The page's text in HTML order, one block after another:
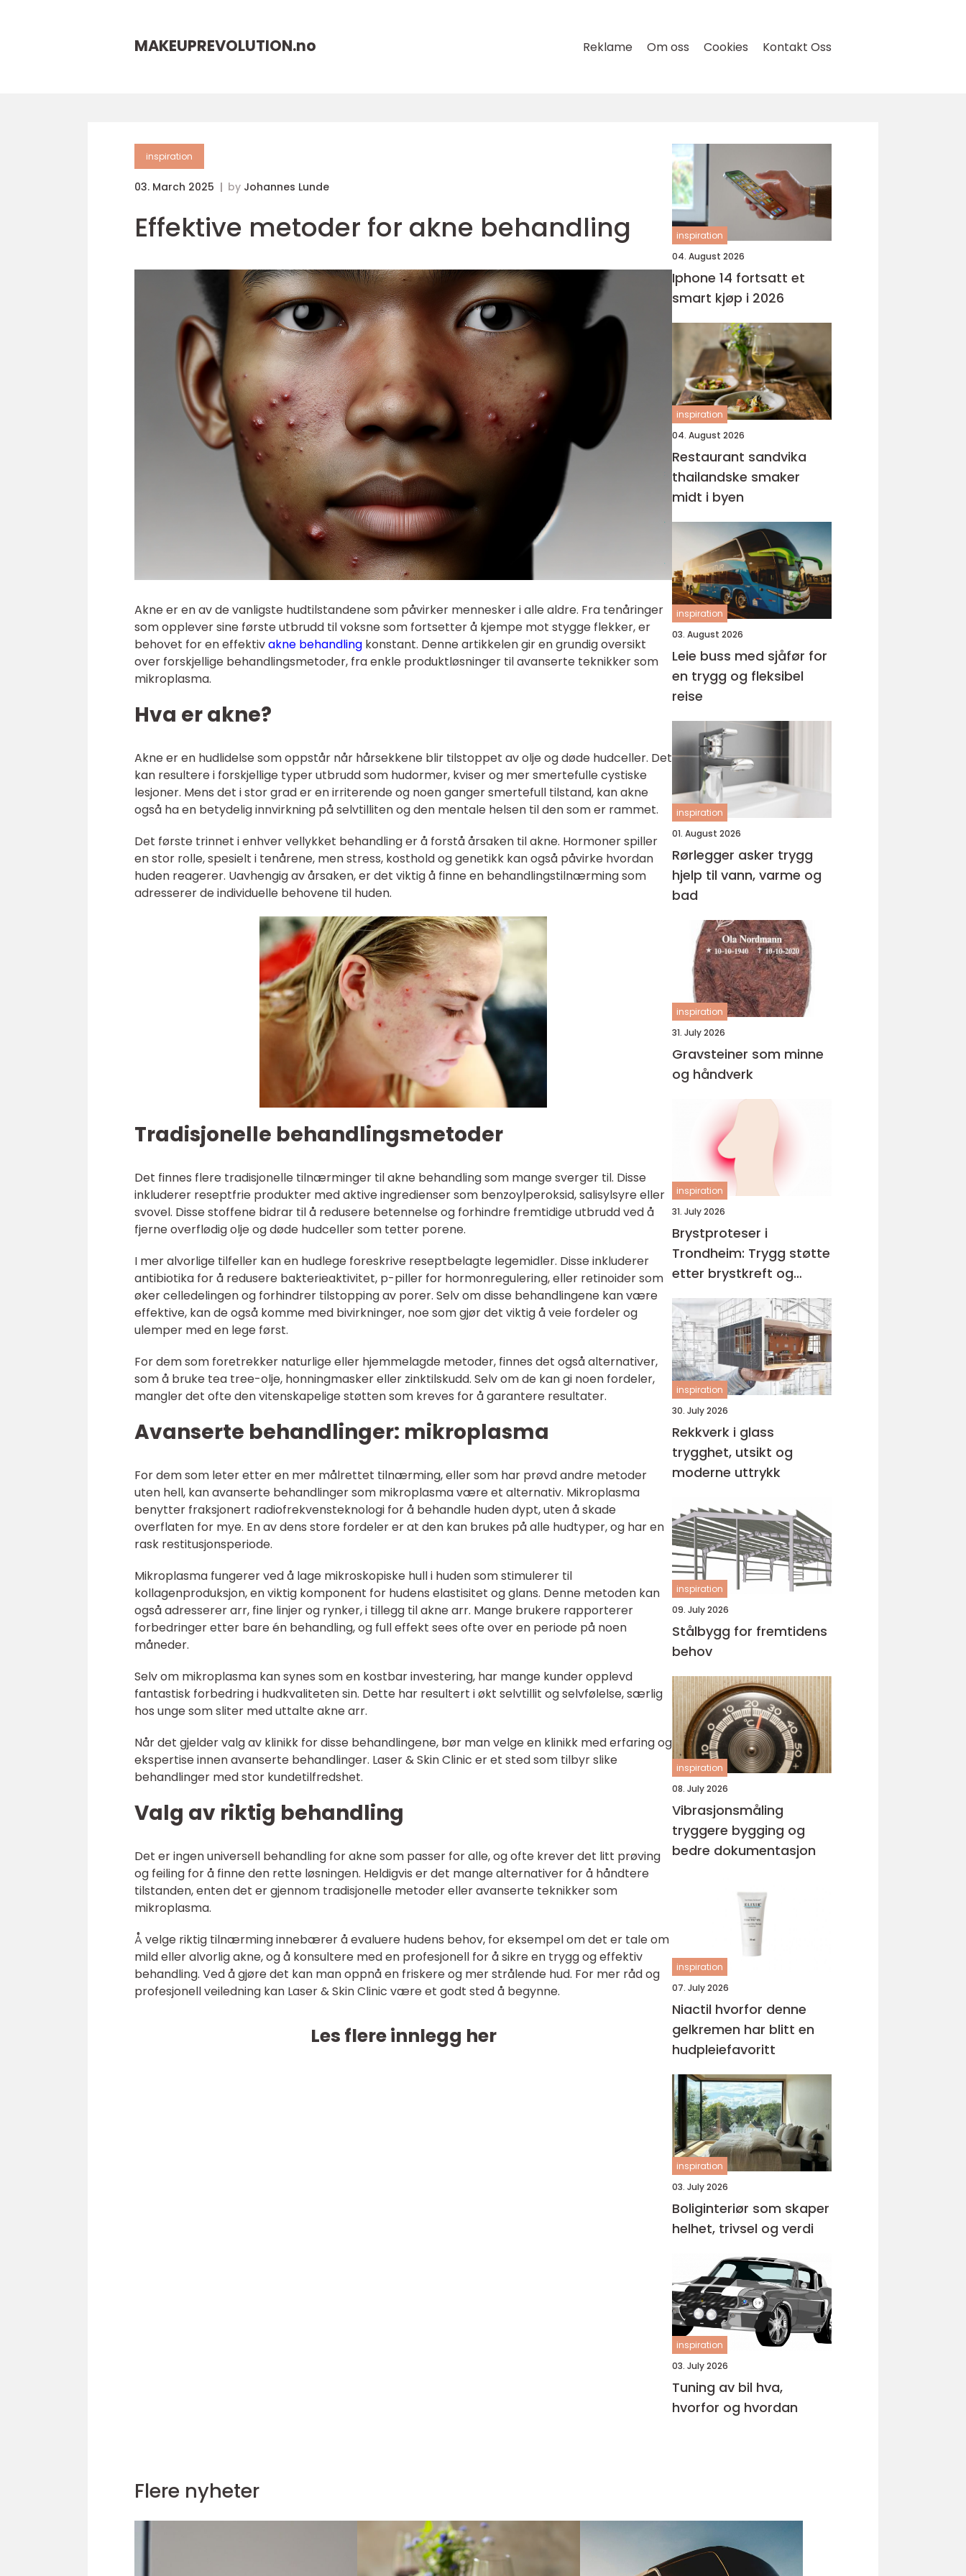
MAKEUPREVOLUTION.no Reklame Om oss Cookies Kontakt Oss
inspiration
03. March 2025 by Johannes Lunde
Effektive metoder for akne behandling
Akne er en av de vanligste hudtilstandene som påvirker mennesker i alle aldre. Fra tenåringer
som opplever sine første utbrudd til voksne som fortsetter å kjempe mot stygge flekker, er
behovet for en effektivakne behandling konstant. Denne artikkelen gir en grundig oversikt
over forskjellige behandlingsmetoder, fra enkle produktløsninger til avanserte teknikker som
mikroplasma.
Hva er akne?
Akne er en hudlidelse som oppstår når hårsekkene blir tilstoppet av olje og døde hudceller. Det
kan resultere i forskjellige typer utbrudd som hudormer, kviser og mer smertefulle cystiske
lesjoner. Mens det i stor grad er en irriterende og noen ganger smertefull tilstand, kan akne
også ha en betydelig innvirkning på selvtilliten og den mentale helsen til den som er rammet.
Det første trinnet i enhver vellykket behandling er å forstå årsaken til akne. Hormoner spiller
en stor rolle, spesielt i tenårene, men stress, kosthold og genetikk kan også påvirke hvordan
huden reagerer. Uavhengig av årsaken, er det viktig å finne en behandlingstilnærming som
adresserer de individuelle behovene til huden.
Tradisjonelle behandlingsmetoder
Det finnes flere tradisjonelle tilnærminger til akne behandling som mange sverger til. Disse
inkluderer reseptfrie produkter med aktive ingredienser som benzoylperoksid, salisylsyre eller
svovel. Disse stoffene bidrar til å redusere betennelse og forhindre fremtidige utbrudd ved å
fjerne overflødig olje og døde hudceller som tetter porene.
I mer alvorlige tilfeller kan en hudlege foreskrive reseptbelagte legemidler. Disse inkluderer
antibiotika for å redusere bakterieaktivitet, p-piller for hormonregulering, eller retinoider som
øker celledelingen og forhindrer tilstopping av porer. Selv om disse behandlingene kan være
effektive, kan de også komme med bivirkninger, noe som gjør det viktig å veie fordeler og
ulemper med en lege først.
For dem som foretrekker naturlige eller hjemmelagde metoder, finnes det også alternativer,
som å bruke tea tree-olje, honningmasker eller zinktilskudd. Selv om de kan gi noen fordeler,
mangler det ofte den vitenskapelige støtten som kreves for å garantere resultater.
Avanserte behandlinger: mikroplasma
For dem som leter etter en mer målrettet tilnærming, eller som har prøvd andre metoder
uten hell, kan avanserte behandlinger som mikroplasma være et alternativ. Mikroplasma
benytter fraksjonert radiofrekvensteknologi for å behandle huden dypt, uten å skade
overflaten for mye. En av dens store fordeler er at den kan brukes på alle hudtyper, og har en
rask restitusjonsperiode.
Mikroplasma fungerer ved å lage mikroskopiske hull i huden som stimulerer til
kollagenproduksjon, en viktig komponent for hudens elastisitet og glans. Denne metoden kan
også adresserer arr, fine linjer og rynker, i tillegg til akne arr. Mange brukere rapporterer
forbedringer etter bare én behandling, og full effekt sees ofte over en periode på noen
måneder.
Selv om mikroplasma kan synes som en kostbar investering, har mange kunder opplevd
fantastisk forbedring i hudkvaliteten sin. Dette har resultert i økt selvtillit og selvfølelse, særlig
hos unge som sliter med uttalte akne arr.
Når det gjelder valg av klinikk for disse behandlingene, bør man velge en klinikk med erfaring og
ekspertise innen avanserte behandlinger. Laser & Skin Clinic er et sted som tilbyr slike
behandlinger med stor kundetilfredshet.
Valg av riktig behandling
Det er ingen universell behandling for akne som passer for alle, og ofte krever det litt prøving
og feiling for å finne den rette løsningen. Heldigvis er det mange alternativer for å håndtere
tilstanden, enten det er gjennom tradisjonelle metoder eller avanserte teknikker som
mikroplasma.
Å velge riktig tilnærming innebærer å evaluere hudens behov, for eksempel om det er tale om
mild eller alvorlig akne, og å konsultere med en profesjonell for å sikre en trygg og effektiv
behandling. Ved å gjøre det kan man oppnå en friskere og mer strålende hud. For mer råd og
profesjonell veiledning kan Laser & Skin Clinic være et godt sted å begynne.
Les flere innlegg her
inspiration
04. August 2026
Iphone 14 fortsatt et
smart kjøp i 2026
inspiration
04. August 2026
Restaurant sandvika
thailandske smaker
midt i byen
inspiration
03. August 2026
Leie buss med sjåfør for
en trygg og fleksibel
reise
inspiration
01. August 2026
Rørlegger asker trygg
hjelp til vann, varme og
bad
inspiration
31. July 2026
Gravsteiner som minne
og håndverk
inspiration
31. July 2026
Brystproteser i
Trondheim: Trygg støtte
etter brystkreft og
operasjon
inspiration
30. July 2026
Rekkverk i glass
trygghet, utsikt og
moderne uttrykk
inspiration
09. July 2026
Stålbygg for fremtidens
behov
inspiration
08. July 2026
Vibrasjonsmåling
tryggere bygging og
bedre dokumentasjon
inspiration
07. July 2026
Niactil hvorfor denne
gelkremen har blitt en
hudpleiefavoritt
inspiration
03. July 2026
Boliginteriør som skaper
helhet, trivsel og verdi
inspiration
03. July 2026
Tuning av bil hva,
hvorfor og hvordan
Flere nyheter